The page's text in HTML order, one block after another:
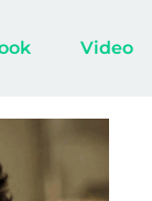
Video